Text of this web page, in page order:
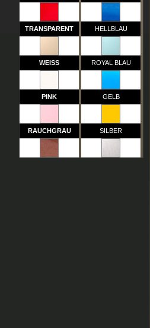
TRANSPARENT
WEISS
PINK
RAUCHGRAU
HELLBLAU
ROYAL BLAU
GELB
SILBER